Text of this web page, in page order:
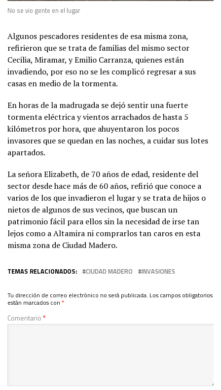
No se vio gente en el lugar
Algunos pescadores residentes de esa misma zona,
refirieron que se trata de familias del mismo sector
Cecilia, Miramar, y Emilio Carranza, quienes están
invadiendo, por eso no se les complicó regresar a sus
casas en medio de la tormenta.
En horas de la madrugada se dejó sentir una fuerte
tormenta eléctrica y vientos arrachados de hasta 5
kilómetros por hora, que ahuyentaron los pocos
invasores que se quedan en las noches, a cuidar sus lotes
apartados.
La señora Elizabeth, de 70 años de edad, residente del
sector desde hace más de 60 años, refirió que conoce a
varios de los que invadieron el lugar y se trata de hijos o
nietos de algunos de sus vecinos, que buscan un
patrimonio fácil para ellos sin la necesidad de irse tan
lejos como a Altamira ni comprarlos tan caros en esta
misma zona de Ciudad Madero.
TEMAS RELACIONADOS: CIUDAD MADERO INVASIONES
Tu dirección de correo electrónico no será publicada. Los campos obligatorios
están marcados con *
Comentario*